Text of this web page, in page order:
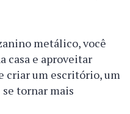
metálico, você
casa e aproveitar
criar um escritório, um
se tornar mais